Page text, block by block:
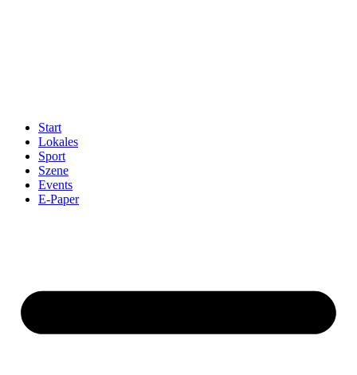
Start
Lokales
Sport
Szene
Events
E-Paper